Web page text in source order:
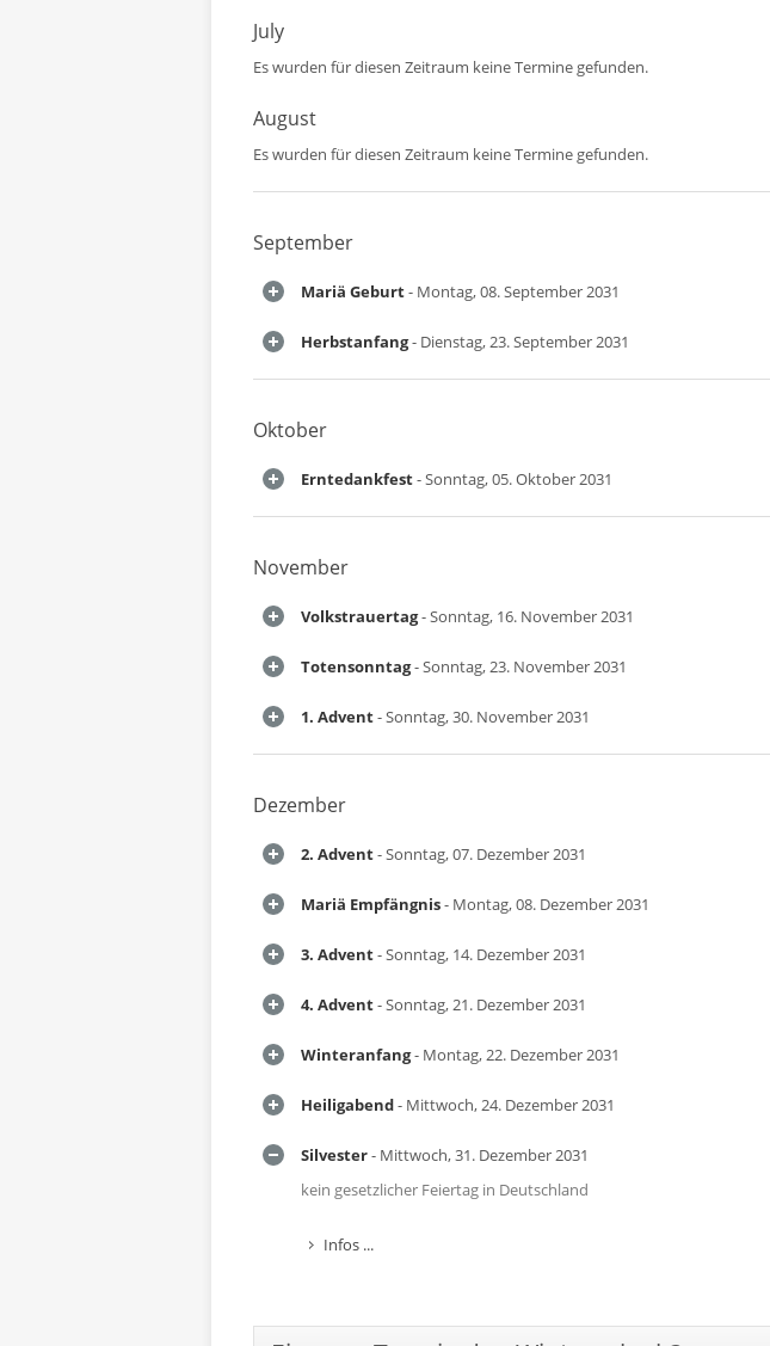
July
Es wurden für diesen Zeitraum keine Termine gefunden.
August
Es wurden für diesen Zeitraum keine Termine gefunden.
September
Mariä Geburt- Montag, 08. September 2031
Herbstanfang- Dienstag, 23. September 2031
Oktober
Erntedankfest- Sonntag, 05. Oktober 2031
November
Volkstrauertag- Sonntag, 16. November 2031
Totensonntag- Sonntag, 23. November 2031
1. Advent- Sonntag, 30. November 2031
Dezember
2. Advent- Sonntag, 07. Dezember 2031
Mariä Empfängnis- Montag, 08. Dezember 2031
3. Advent- Sonntag, 14. Dezember 2031
4. Advent- Sonntag, 21. Dezember 2031
Winteranfang- Montag, 22. Dezember 2031
Heiligabend- Mittwoch, 24. Dezember 2031
Silvester- Mittwoch, 31. Dezember 2031
kein gesetzlicher Feiertag in Deutschland
Infos ...